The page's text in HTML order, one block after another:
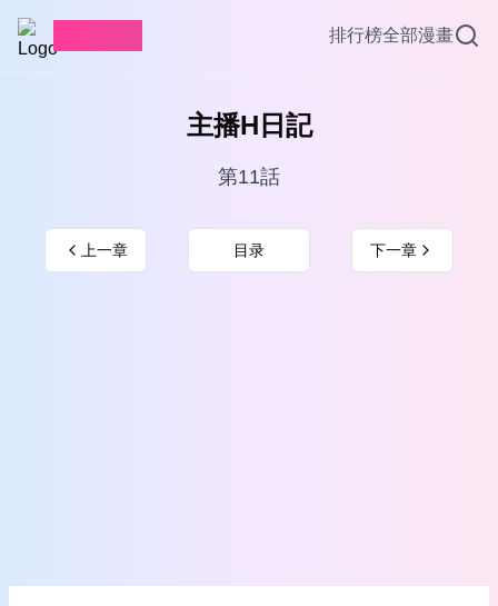
排行榜全部漫畫
主播H日記
第11話
上一章 目录 下一章